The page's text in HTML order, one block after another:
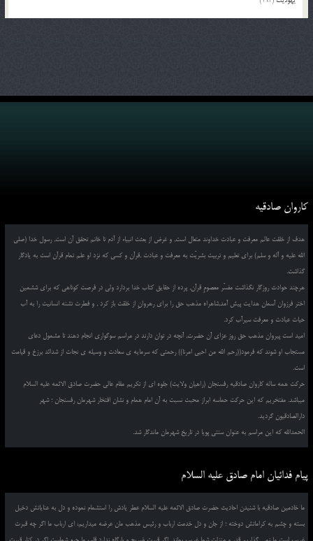
کاروان صادقیه
هدف از خلقت عالم معرفت و عبادت خداوند متعال است, و غرض از بعثت انبیاء از آدم تا خاتم تحقق آن است, رسول خدا (صلی
الله علیه و آله و سلم) برای تعلیم و تربیت بشریّت به معرفت و عبادت ,قرآن و کسی که نزد او علم تمام قرآن است به یادگار
گذاشت.
هرچند حوادث روزگار نگذاشت مفسّر معصومِ قرآن, پرده از حقایق کتاب خدا بردارد ولی در فرصت کوتاهی که برای ششمین
اختر فرزوان آسمان هدایت پیش آمد,شاهراه مذهب حق را برای رهروانِ از خلقت باز کرد , و فطرت تشنه انسانیت را به آب
حیات عبادت و معرفت سیرآب کرد.
امید است پیروان مذهب حق روز عزای آن حضرت, آنچه در توان دارند در مراسم سوگواری انجام دهند تا مشمول دعای
مستجاب او شوند که فرمود((رحم الله من احیی امرنا)) رحمتی که سرمایه ی سعادت و وسیله ی نجات از شدائد برزخ و قیامت
است.
حرکت همه ساله کاروان صادقیه رفسنجان (راهیان ولایت) جلوه ای از تکریم مقام عالی حضرت صادق الائمه علیه السلام
میباشد. مفتخریم که این حرکت حماسه ابراز محبت نسبت به آن امام همام و نشان افتخار شهرمان رفسنجان ؛ شهر
دارالصادقیون گردید.
الحمدالله که این مراسم به عنوان سنتی پویا در تاریخ شهرمان ماندگار شد.
پیام فدائیان امام صادق علیه السلام
ما خادمین صادقیه با شنیدن احادیث حضرت صادق الائمه علیه السلام عطر یادش را استشمام نموده و دل به عنایاتش دخیل
بسته و چشم به کراماتش دوخته ؛ از جان و دل خدمت ارباب و رئیس مذهب مان عرضه میداریم، ای ارباب ما اگر چه قبرت